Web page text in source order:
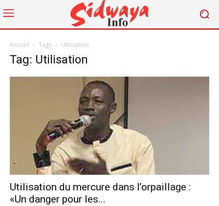
Accueil Tags Utilisation
Tag: Utilisation
Utilisation du mercure dans l’orpaillage :
«Un danger pour les...